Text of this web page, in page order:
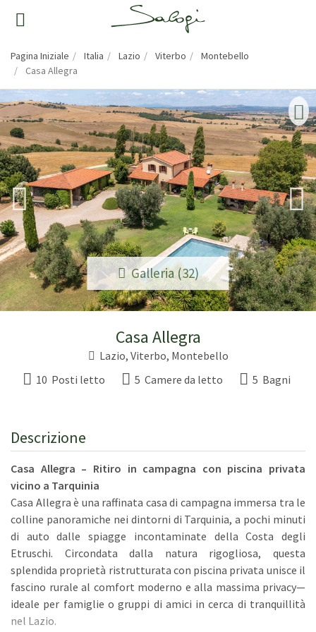
Pagina Iniziale Italia Lazio Viterbo
Montebello
Casa Allegra
Galleria (32)
Casa Allegra
Lazio, Viterbo, Montebello
10 Posti letto
5 Camere da letto 5 Bagni
Descrizione
Casa Allegra – Ritiro in campagna con piscina privata
vicino a Tarquinia
Casa Allegra è una raffinata casa di campagna immersa tra le
colline panoramiche nei dintorni di Tarquinia, a pochi minuti
di auto dalle spiagge incontaminate della Costa degli
Etruschi. Circondata dalla natura rigogliosa, questa
splendida proprietà ristrutturata con piscina privata unisce il
fascino rurale al comfort moderno e alla massima privacy—
ideale per famiglie o gruppi di amici in cerca di tranquillità
nel Lazio.